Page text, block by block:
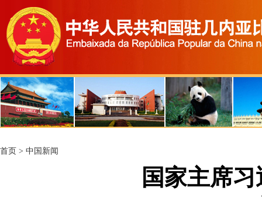
首页 > 中国新闻
国家主席